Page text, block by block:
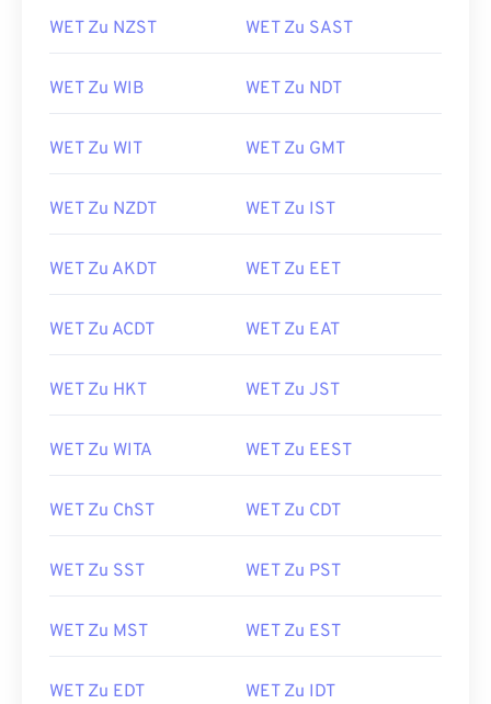
WET Zu NZST WET Zu SAST
WET Zu WIB WET Zu NDT
WET Zu WIT WET Zu GMT
WET Zu NZDT WET Zu IST
WET Zu AKDT WET Zu EET
WET Zu ACDT WET Zu EAT
WET Zu HKT WET Zu JST
WET Zu WITA WET Zu EEST
WET Zu ChST WET Zu CDT
WET Zu SST WET Zu PST
WET Zu MST WET Zu EST
WET Zu EDT WET Zu IDT